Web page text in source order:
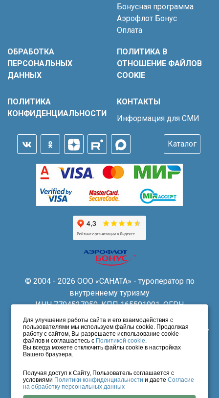
Бонусная программа
Аэрофлот Бонус
Оплата
ОБРАБОТКА
ПЕРСОНАЛЬНЫХ
ДАННЫХ
ПОЛИТИКА В
ОТНОШЕНИЕ ФАЙЛОВ
COOKIE
ПОЛИТИКА
КОНФИДЕНЦИАЛЬНОСТИ
КОНТАКТЫ
Информация для СМИ
Каталог
© 2004 - 2026 ООО «САНАТА» - туроператор по
внутреннему туризму
ИНН 7704527950, КПП 165501001, ОГРН
1047796591974, ОКВЭД: 79.11
Банковские реквизиты: р/с 40702810629220000492 в
Филиал «Нижегородский» АО «АЛЬФА-БАНК», г.
Казань, к/с 30101810200000000824, БИК 042202824
офертой. Окончательную стоимость уточняйте у
операторов бронирования.
Для улучшения работы сайта и его взаимодействия с
пользователями мы используем файлы cookie. Продолжая
работу с сайтом, Вы разрешаете использование cookie-
файлов и соглашаетесь с Политикой cookie.
Вы всегда можете отключить файлы cookie в настройках
Вашего браузера.
Получая доступ к Сайту, Пользователь соглашается с
условиями Политики конфиденциальности и даетеСогласие
на обработку персональных данных